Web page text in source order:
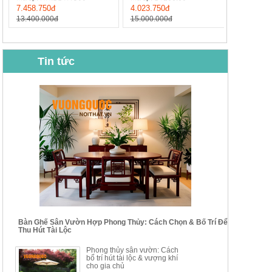
7.458.750đ
13.400.000đ
4.023.750đ
15.000.000đ
BỘ BÀN GHẾ CAFE NHẬP
KHẨU CAO CẤP HOY7006
Mã sp: BT135
14.178.750đ
24.700.000đ
BỘ BÀN TRÀ GỖ TỰ NHIÊN
PHONG CÁCH TRUNG HOA
KIỂU MỚI...
Mã sp: BT138.80
20.250.000đ
39.150.000đ
BỘ BÀN TRÀ GỖ PHONG
CÁCH MỚI KẾT HỢP KHAY
NHÚNG TRÀ YDX
BỘ BÀN GHẾ CAFE KIỂU
DÁNG ĐƠN GIẢN HIỆN ĐẠI
HOY8010
Tin tức
Bàn Ghế Sân Vườn Hợp Phong Thủy: Cách Chọn & Bố Trí Để
Thu Hút Tài Lộc
Phong thủy sân vườn: Cách
bố trí hút tài lộc & vượng khí
cho gia chủ